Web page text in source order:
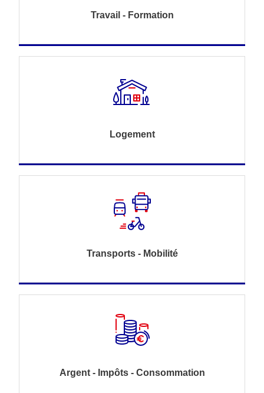
Travail - Formation
Logement
Transports - Mobilité
Argent - Impôts - Consommation